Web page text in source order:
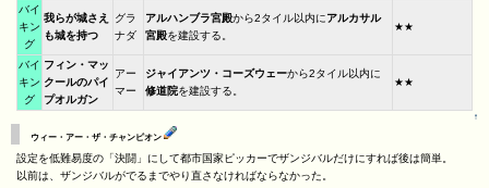
バイ
キン
グ
我らが城さえ
も城を持つ
グラ
ナダ
アルハンブラ宮殿から2タイル以内にアルカサル
宮殿を建設する。
★★
バイ
キン
グ
フィン・マッ
クールのパイ
プオルガン
アー
マー
ジャイアンツ・コーズウェーから2タイル以内に
修道院を建設する。
★★
↑
ウィー・アー・ザ・チャンピオン
設定を低難易度の「決闘」にして都市国家ピッカーでザンジバルだけにすれば後は簡単。
以前は、ザンジバルがでるまでやり直さなければならなかった。